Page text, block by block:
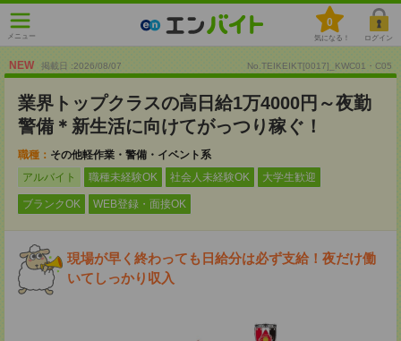
メニュー
0
気になる！ ログイン
NEW 掲載日 :2026/08/07 No.TEIKEIKT[0017]_KWC01・C05
業界トップクラスの高日給1万4000円～夜勤
警備＊新生活に向けてがっつり稼ぐ！
職種： その他軽作業・警備・イベント系
アルバイト
職種未経験OK 社会人未経験OK 大学生歓迎
ブランクOK WEB登録・面接OK
現場が早く終わっても日給分は必ず支給！夜だけ働
いてしっかり収入